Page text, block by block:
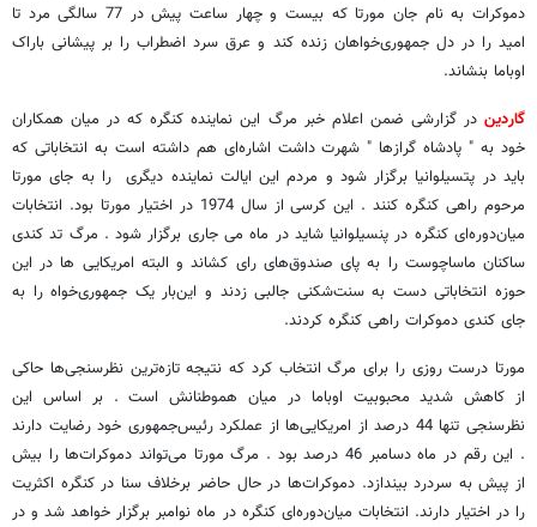
دموکرات به نام جان مورتا که بیست و چهار ساعت پیش در 77 سالگی مرد تا
امید را در دل جمهوری‌خواهان زنده کند و عرق سرد اضطراب را بر پیشانی باراک
اوباما بنشاند.
گاردین در گزارشی ضمن اعلام خبر مرگ این نماینده کنگره که در میان همکاران
خود به " پادشاه گرازها " شهرت داشت اشاره‌ای هم داشته است به انتخاباتی که
باید در پتسیلوانیا برگزار شود و مردم این ایالت نماینده دیگری را به جای مورتا
مرحوم راهی کنگره کنند . این کرسی از سال 1974 در اختیار مورتا بود. انتخابات
میان‌دوره‌ای کنگره در پنسیلوانیا شاید در ماه می جاری برگزار شود . مرگ تد کندی
ساکنان ماساچوست را به پای صندوق‌های رای کشاند و البته امریکایی ها در این
حوزه انتخاباتی دست به سنت‌شکنی جالبی زدند و این‌بار یک جمهوری‌خواه را به
جای کندی دموکرات راهی کنگره کردند.
مورتا درست روزی را برای مرگ انتخاب کرد که نتیجه تازه‌ترین نظرسنجی‌ها حاکی
از کاهش شدید محبوبیت اوباما در میان هموطنانش است . بر اساس این
نظرسنجی تنها 44 درصد از امریکایی‌ها از عملکرد رئیس‌جمهوری خود رضایت دارند
. این رقم در ماه دسامبر 46 درصد بود . مرگ مورتا می‌تواند دموکرات‌ها را بیش
از پیش به سردرد بیندازد. دموکرات‌ها در حال حاضر برخلاف سنا در کنگره اکثریت
را در اختیار دارند. انتخابات میان‌دوره‌ای کنگره در ماه نوامبر برگزار خواهد شد و در